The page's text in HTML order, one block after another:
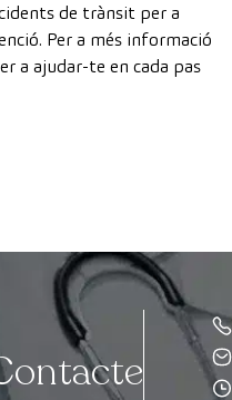
de trànsit per a
Per a més informació
a ajudar-te en cada pas